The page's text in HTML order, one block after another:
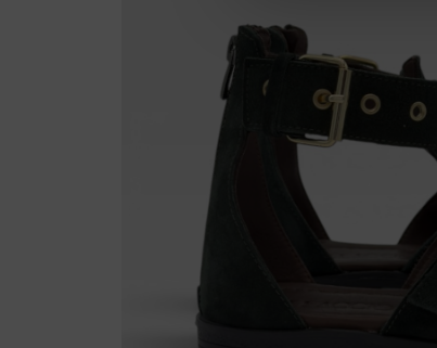
Utilizziamo i cookie
nostro traffico.
di analisi dei dati web,
che hanno raccolto